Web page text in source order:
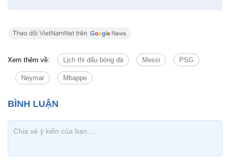
Xem thêm về: Lịch thi đấu bóng đá Messi PSG
Neymar Mbappe